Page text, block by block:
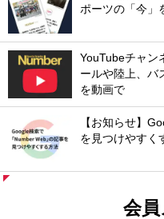
ポーツの「今」
YouTubeチャン
ールや陸上、バ
を動画で
【お知らせ】
を見つけやすく
会